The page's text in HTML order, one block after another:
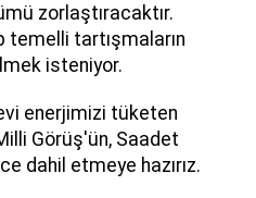
zorlaştıracaktır.
temelli tartışmaların
isteniyor.
enerjimizi tüketen
Görüş'ün, Saadet
dahil etmeye hazırız.